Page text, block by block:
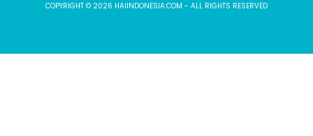
COPYRIGHT © 2026 HAIINDONESIA.COM - ALL RIGHTS RESERVED